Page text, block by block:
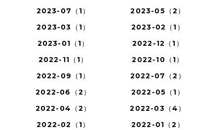
2023-07（1）
2023-05（2）
2023-03（1）
2023-02（1）
2023-01（1）
2022-12（1）
2022-11（1）
2022-10（1）
2022-09（1）
2022-07（2）
2022-06（2）
2022-05（1）
2022-04（2）
2022-03（4）
2022-02（1）
2022-01（2）